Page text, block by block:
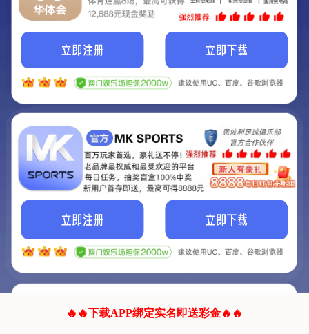
我们即将上线啦...
我们的网站正在建设.
它将是非常棒的网站.
联系我们!